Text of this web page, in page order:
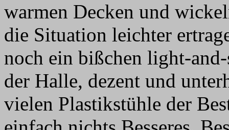
warmen Decken und
die Situation leichter
noch ein bißchen light-
der Halle, dezent und
vielen Plastikstühle der